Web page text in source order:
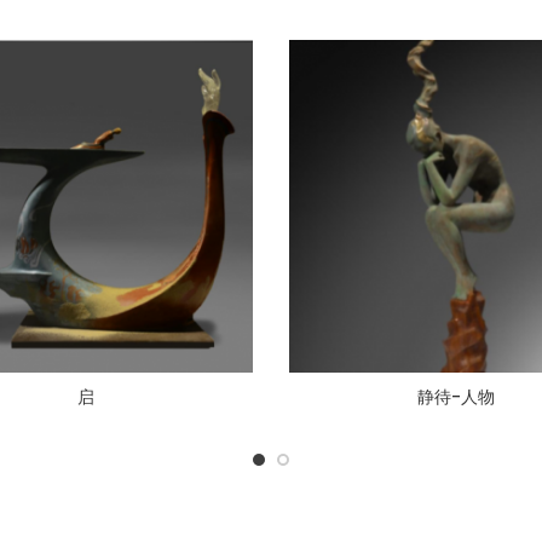
启 静待-人物